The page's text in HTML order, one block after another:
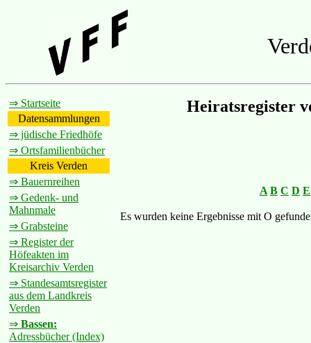
⇒ Startseite
Datensammlungen
⇒ jüdische Friedhöfe
⇒ Ortsfamilienbücher
Kreis Verden
⇒ Bauernreihen
⇒ Gedenk- und
Mahnmale
⇒ Grabsteine
⇒ Register der
Höfeakten im
Kreisarchiv Verden
⇒ Standesamtsregister
aus dem Landkreis
Verden
⇒ Bassen:
Adressbücher (Index)
Heiratsregister
A B C D E
Es wurden keine Ergebnisse mit O